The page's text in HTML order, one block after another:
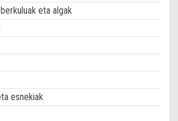
eta algak
esnekiak